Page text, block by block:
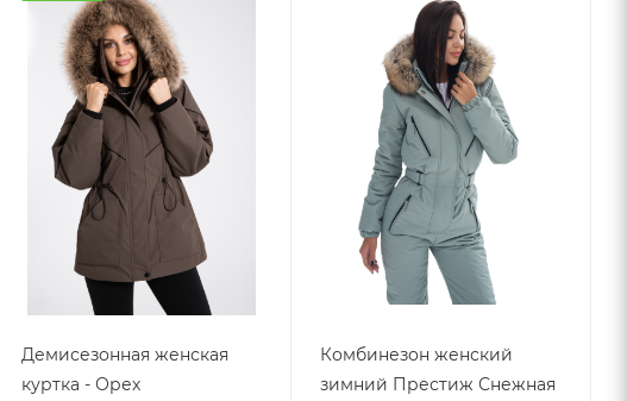
Демисезонная женская
куртка - Орех
Комбинезон женский
зимний Престиж Снежная